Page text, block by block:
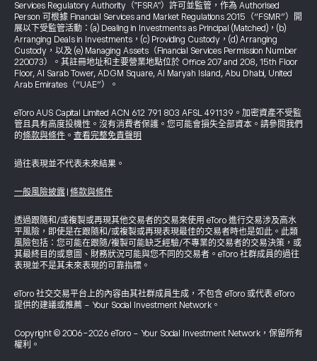
Services Regulatory Authority（"FSRA"）許可並監管，作為 Authorised
Person 可根據 Financial Services and Market Regulations 2015（“FSMR”）開
展以下受監管活動：(a) Dealing in Investments as Principal (Matched)，(b)
Arranging Deals in Investments，(c) Providing Custody，(d) Arranging
Custody，以及 (e) Managing Assets（Financial Services Permission Number
220073）。其註冊地址和主要營業地點位於 Office 207 and 208, 15th Floor
Floor, Al Sarab Tower, ADGM Square, Al Maryah Island, Abu Dhabi, United
Arab Emirates（“UAE”）。
eToro AUS Capital Limited ACN 612 791 803 AFSL 491139。加密資產不受監
管且具有高度投機性。沒有消費者保護。您可能會損失全部資本。請參閱我們
的條款與條件 。 查看完整免責聲明
過往表現並不代表未來結果。
一般風險披露 條款與條件
透過跟隨和/或複製或再現其他交易者的交易來使用 eToro 進行交易涉及高水
平風險，即使是在跟隨和/或複製或再現表現最佳的交易者時也是如此。此類
風險包括：您可能在跟隨/複製可能缺乏經驗/不專業的交易者的交易決策，或
其最終目的或意圖、財務狀況可能與您不同的交易者。eToro 社群成員的過往
表現並不是其未來表現的可靠指標。
eToro 社交交易平台上的內容由其社群成員生成，不包含 eToro 或代表 eToro
提供的建議或推薦 - Your Social Investment Network。
Copyright © 2006-2026 eToro - Your Social Investment Network，保留所有
權利。